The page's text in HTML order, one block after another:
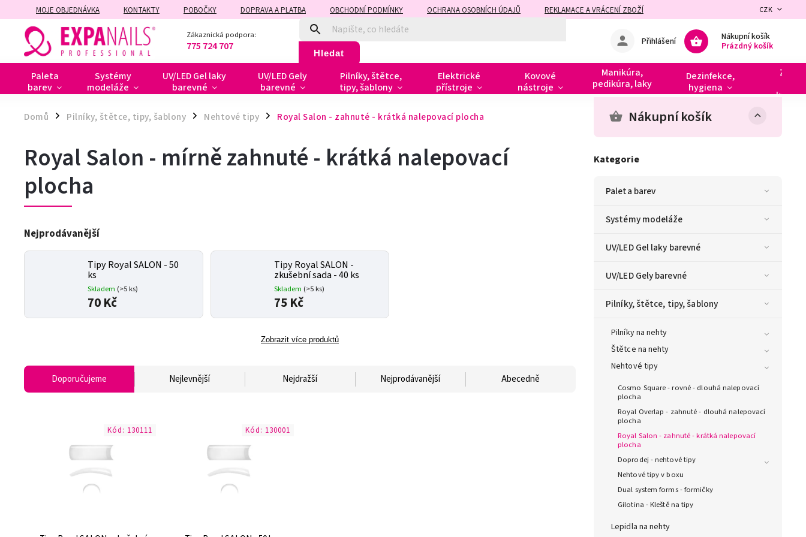
MOJE OBJEDNÁVKA KONTAKTY POBOČKY DOPRAVA A PLATBA OBCHODNÍ PODMÍNKY OCHRANA OSOBNÍCH ÚDAJŮ
REKLAMACE A VRÁCENÍ ZBOŽÍ
ZÁRUČNÍ A POZÁRUČNÍ OPRAVY
CZK
Zákaznická podpora:
775 724 707 Hledat
Nákupní košík
Prázdný košík
Přihlášení
Paleta
barev
Systémy
modeláže
UV/LED Gel laky
barevné
UV/LED Gely
barevné
Pilníky, štětce,
tipy, šablony
Elektrické
přístroje
Kovové
nástroje
Manikúra,
pedikúra, laky
Dezinfekce,
hygiena
Domů / Pilníky, štětce, tipy, šablony / Nehtové tipy / Royal Salon - zahnuté - krátká nalepovací plocha Nákupní košík
Kategorie
Paleta barev
Systémy modeláže
UV/LED Gel laky barevné
UV/LED Gely barevné
Pilníky, štětce, tipy, šablony
Pilníky na nehty
Štětce na nehty
Nehtové tipy
Cosmo Square - rovné - dlouhá nalepovací
plocha
Royal Overlap - zahnuté - dlouhá nalepovací
plocha
Royal Salon - zahnuté - krátká nalepovací
plocha
Doprodej - nehtové tipy
Nehtové tipy v boxu
Dual system forms - formičky
Gilotina - Kleště na tipy
Lepidla na nehty
Royal Salon - mírně zahnuté - krátká nalepovací
plocha
Nejprodávanější
Tipy Royal SALON - 50
ks
Skladem (>5 ks)
70 Kč
Tipy Royal SALON -
zkušební sada - 40 ks
Skladem (>5 ks)
75 Kč
Zobrazit více produktů
Doporučujeme Nejlevnější Nejdražší Nejprodávanější Abecedně
Kód: 130111 Kód: 130001